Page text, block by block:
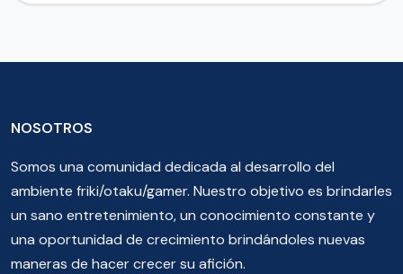
NOSOTROS
Somos una comunidad dedicada al desarrollo del
ambiente friki/otaku/gamer. Nuestro objetivo es brindarles
un sano entretenimiento, un conocimiento constante y
una oportunidad de crecimiento brindándoles nuevas
maneras de hacer crecer su afición.